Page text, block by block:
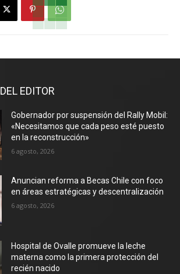
EDITOR
Gobernador por suspensión del Rally Mobil:
«Necesitamos que cada peso esté puesto
en la reconstrucción»
6 agosto, 2026
Anuncian reforma a Becas Chile con foco
en áreas estratégicas y descentralización
6 agosto, 2026
Hospital de Ovalle promueve la leche
materna como la primera protección del
recién nacido